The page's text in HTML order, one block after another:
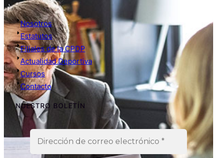
Nosotros
Estatutos
Filiales de la CPDP
Actualidad Deportiva
Cursos
Contacto
NUESTRO BOLETÍN